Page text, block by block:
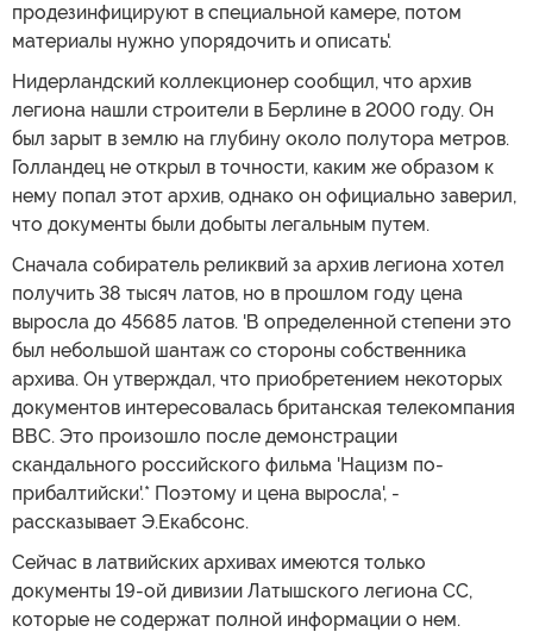
продезинфицируют в специальной камере, потом
материалы нужно упорядочить и описать'.
Нидерландский коллекционер сообщил, что архив
легиона нашли строители в Берлине в 2000 году. Он
был зарыт в землю на глубину около полутора метров.
Голландец не открыл в точности, каким же образом к
нему попал этот архив, однако он официально заверил,
что документы были добыты легальным путем.
Сначала собиратель реликвий за архив легиона хотел
получить 38 тысяч латов, но в прошлом году цена
выросла до 45685 латов. 'В определенной степени это
был небольшой шантаж со стороны собственника
архива. Он утверждал, что приобретением некоторых
документов интересовалась британская телекомпания
ВВС. Это произошло после демонстрации
скандального российского фильма 'Нацизм по-
прибалтийски'.* Поэтому и цена выросла', -
рассказывает Э.Екабсонс.
Сейчас в латвийских архивах имеются только
документы 19-ой дивизии Латышского легиона СС,
которые не содержат полной информации о нем.